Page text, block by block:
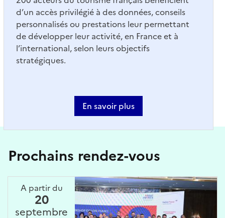
d’un accès privilégié à des données, conseils
personnalisés ou prestations leur permettant
de développer leur activité, en France et à
l’international, selon leurs objectifs
stratégiques.
En savoir plus
Prochains rendez-vous
A partir du
20
septembre